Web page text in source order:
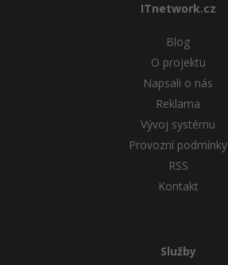
ITnetwork.cz
Blog
O projektu
Napsali o nás
Reklama
Vývoj systému
Provozní podmínky
RSS
Kontakt
Služby